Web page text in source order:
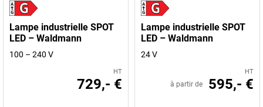
Lampe industrielle SPOT
LED – Waldmann
100 – 240 V
HT
729,- €
Lampe industrielle SPOT
LED – Waldmann
24 V
HT
à partir de 595,- €